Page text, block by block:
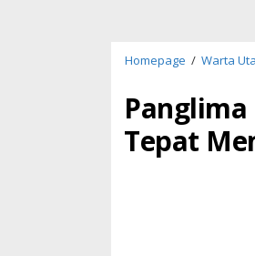
Homepage / Warta
Tepat